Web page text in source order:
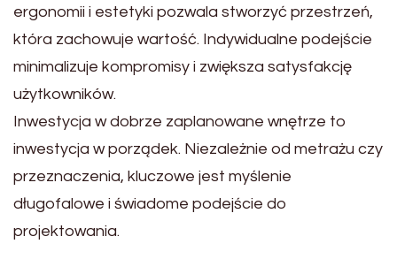
ergonomii i estetyki pozwala stworzyć przestrzeń,
która zachowuje wartość. Indywidualne podejście
minimalizuje kompromisy i zwiększa satysfakcję
użytkowników.
Inwestycja w dobrze zaplanowane wnętrze to
inwestycja w porządek. Niezależnie od metrażu czy
przeznaczenia, kluczowe jest myślenie
długofalowe i świadome podejście do
projektowania.